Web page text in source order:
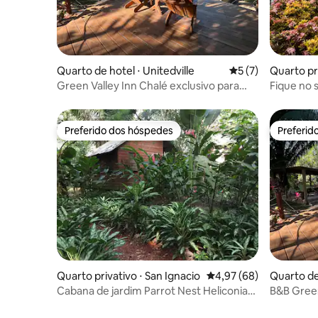
Quarto de hotel ⋅ Unitedville‎ 5 de uma
5 (7)
Green Valley Inn Chalé exclusivo para
Quarto
Fique no
Preferido dos hóspedes
Preferido dos hóspedes
Quarto privativo ⋅ San Ignacio 4,97 de uma avaliação
4,97 (68)
Cabana de jardim Parrot Nest Heliconia
Quarto
B&B